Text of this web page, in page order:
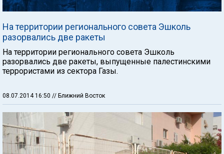
На территории регионального совета Эшколь
разорвались две ракеты
На территории регионального совета Эшколь
разорвались две ракеты, выпущенные палестинскими
террористами из сектора Газы.
08.07.2014 16:50 // Ближний Восток